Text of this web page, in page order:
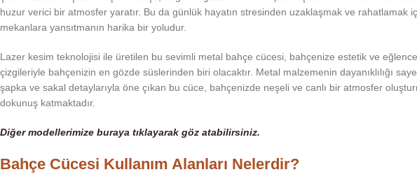
huzur verici bir atmosfer yaratır. Bu da günlük hayatın stresinden uzaklaşmak ve rahatlamak
mekanlara yansıtmanın harika bir yoludur.
Lazer kesim teknolojisi ile üretilen bu sevimli metal bahçe cücesi, bahçenize estetik ve
çizgileriyle bahçenizin en gözde süslerinden biri olacaktır. Metal malzemenin dayanıklılığı
şapka ve sakal detaylarıyla öne çıkan bu cüce, bahçenizde neşeli ve canlı bir atmosfer
dokunuş katmaktadır.
Diğer modellerimize buraya tıklayarak göz atabilirsiniz.
Bahçe Cücesi Kullanım Alanları Nelerdir?